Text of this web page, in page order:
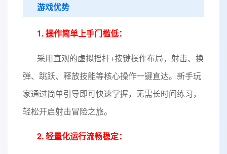
游戏优势
1. 操作简单上手门槛低：
采用直观的虚拟摇杆+按键操作布局，射击、换
弹、跳跃、释放技能等核心操作一键直达。新手玩
家通过简单引导即可快速掌握，无需长时间练习，
轻松开启射击冒险之旅。
2. 轻量化运行流畅稳定：